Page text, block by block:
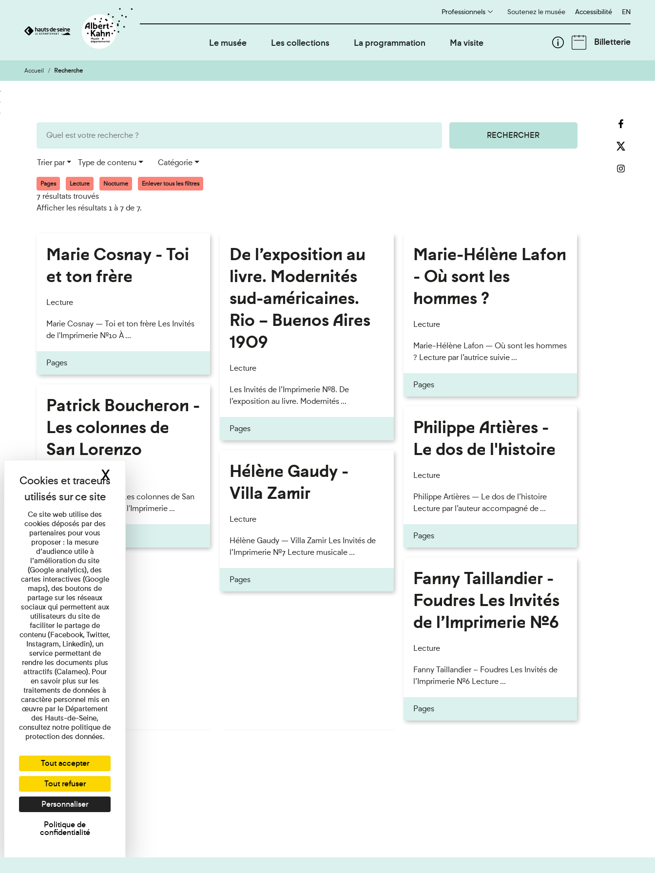
Aller
au
contenu
Aller
à
la
Soutenez le musée
Professionnels Accessibilité English
EN
Le musée Les collections La programmation Ma visite Billetterie
Accueil Recherche
RECHERCHER
Trier par Type de contenu Catégorie
Pages Lecture Nocturne Enlever tous les filtres
7 résultats trouvés
Afficher les résultats 1 à 7 de 7.
Marie Cosnay - Toi
et ton frère
Lecture
Marie Cosnay — Toi et ton frère Les Invités
de l'Imprimerie n°10 À ...
Pages
Patrick Boucheron -
Les colonnes de
San Lorenzo
Lecture
Patrick Boucheron — Les colonnes de San
Lorenzo Les Invités de l'Imprimerie ...
Pages
De l’exposition au
livre. Modernités
sud-américaines.
Rio – Buenos Aires
1909
Lecture
Les Invités de l’Imprimerie n°8. De
l’exposition au livre. Modernités ...
Pages
Hélène Gaudy -
Villa Zamir
Lecture
Hélène Gaudy — Villa Zamir Les Invités de
l’Imprimerie n°7 Lecture musicale ...
Pages
Marie-Hélène Lafon
- Où sont les
hommes ?
Lecture
Marie-Hélène Lafon — Où sont les hommes
? Lecture par l’autrice suivie ...
Pages
Philippe Artières -
Le dos de l'histoire
Lecture
Philippe Artières — Le dos de l’histoire
Lecture par l’auteur accompagné de ...
Pages
Fanny Taillandier -
Foudres Les Invités
de l’Imprimerie n°6
Lecture
Fanny Taillandier – Foudres Les Invités de
l’Imprimerie n°6 Lecture ...
Pages
Ce site web utilise des
cookies déposés par des
partenaires pour vous
proposer : la mesure
d’audience utile à
l’amélioration du site
(Google analytics), des
cartes interactives (Google
maps), des boutons de
partage sur les réseaux
sociaux qui permettent aux
utilisateurs du site de
faciliter le partage de
contenu (Facebook, Twitter,
Instagram, Linkedin), un
service permettant de
rendre les documents plus
attractifs (Calameo). Pour
en savoir plus sur les
traitements de données à
caractère personnel mis en
œuvre par le Département
des Hauts-de-Seine,
consultez notre politique de
protection des données.
Tout accepter
Tout refuser
Personnaliser
Politique de
confidentialité
XMasquer le bandeau des cookies